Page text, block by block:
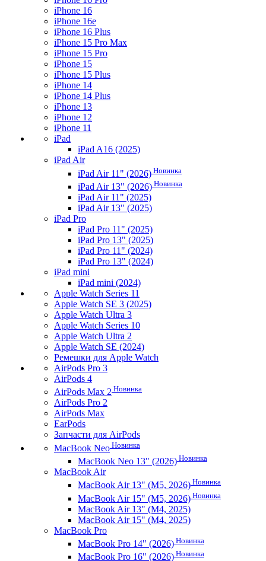
iPhone 16
iPhone 16e
iPhone 16 Plus
iPhone 15 Pro Max
iPhone 15 Pro
iPhone 15
iPhone 15 Plus
iPhone 14
iPhone 14 Plus
iPhone 13
iPhone 12
iPhone 11
iPad
iPad A16 (2025)
iPad Air
iPad Air 11" (2026) Новинка
iPad Air 13" (2026) Новинка
iPad Air 11" (2025)
iPad Air 13" (2025)
iPad Pro
iPad Pro 11" (2025)
iPad Pro 13" (2025)
iPad Pro 11" (2024)
iPad Pro 13" (2024)
iPad mini
iPad mini (2024)
Apple Watch Series 11
Apple Watch SE 3 (2025)
Apple Watch Ultra 3
Apple Watch Series 10
Apple Watch Ultra 2
Apple Watch SE (2024)
Ремешки для Apple Watch
AirPods Pro 3
AirPods 4
AirPods Max 2 Новинка
AirPods Pro 2
AirPods Max
EarPods
Запчасти для AirPods
MacBook Neo Новинка
MacBook Neo 13" (2026) Новинка
MacBook Air
MacBook Air 13" (M5, 2026) Новинка
MacBook Air 15" (M5, 2026) Новинка
MacBook Air 13" (M4, 2025)
MacBook Air 15" (M4, 2025)
MacBook Pro
MacBook Pro 14" (2026) Новинка
MacBook Pro 16" (2026) Новинка